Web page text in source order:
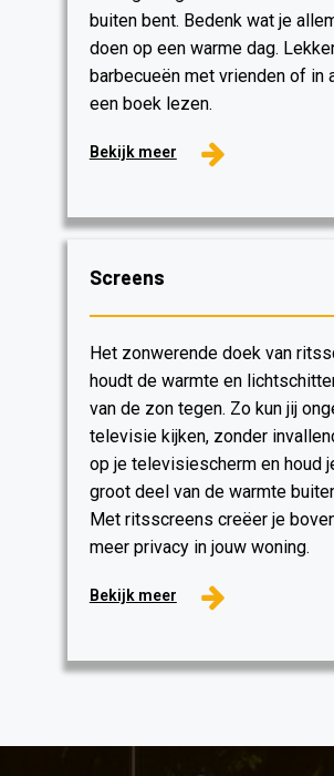
buiten bent. Bedenk wat je
doen op een warme dag.
barbecueën met vrienden of in
een boek lezen.
Bekijk meer
Screens
Het zonwerende doek van
houdt de warmte en
van de zon tegen. Zo kun jij
televisie kijken, zonder
op je televisiescherm en houd
groot deel van de warmte
Met ritsscreens creëer je
meer privacy in jouw woning.
Bekijk meer